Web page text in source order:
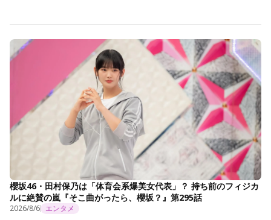
櫻坂46・田村保乃は「体育会系爆美女代表」？ 持ち前のフィジカ
ルに絶賛の嵐『そこ曲がったら、櫻坂？』第295話
2026/8/6 エンタメ